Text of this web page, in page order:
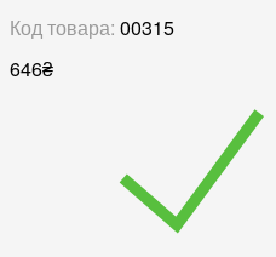
Код товара: 00315
646₴